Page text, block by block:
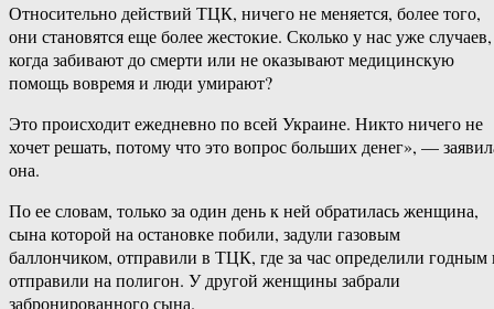
Относительно действий ТЦК, ничего не меняется, более того,
они становятся еще более жестокие. Сколько у нас уже случаев,
когда забивают до смерти или не оказывают медицинскую
помощь вовремя и люди умирают?
Это происходит ежедневно по всей Украине. Никто ничего не
хочет решать, потому что это вопрос больших денег», —
она.
По ее словам, только за один день к ней обратилась женщина,
сына которой на остановке побили, задули газовым
баллончиком, отправили в ТЦК, где за час определили годным
отправили на полигон. У другой женщины забрали
забронированного сына.